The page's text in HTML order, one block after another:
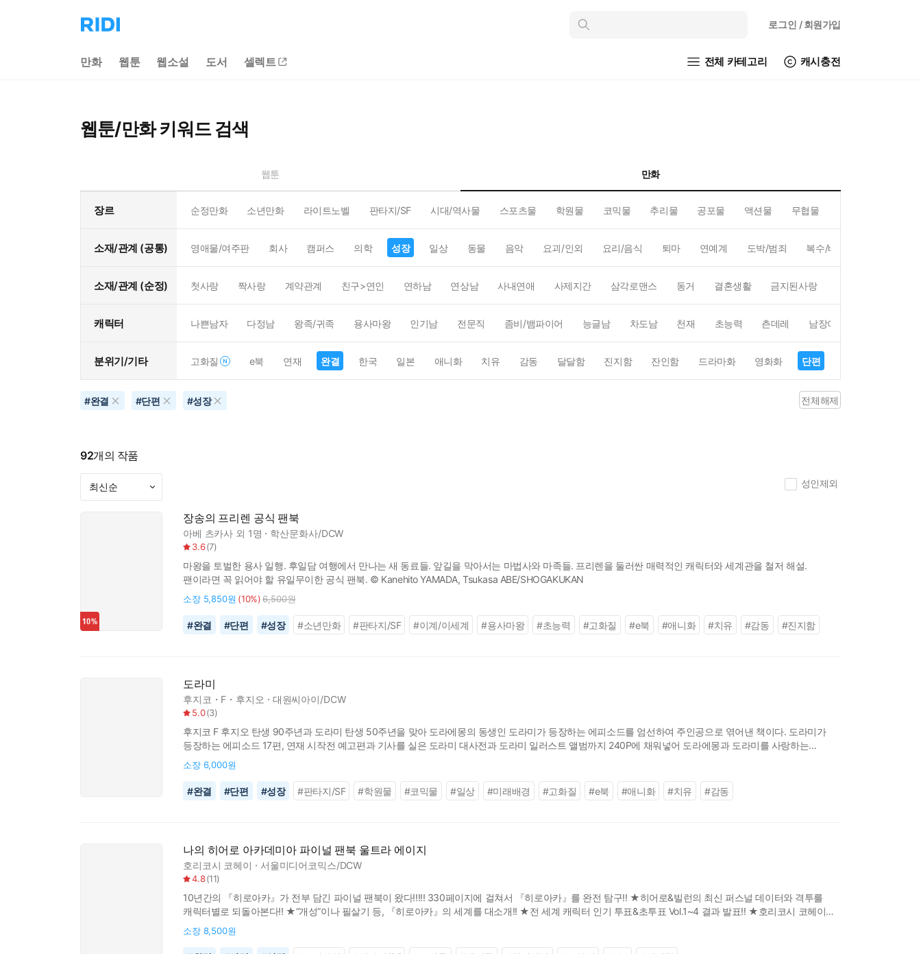
리
디
으
인
로그인 / 회원가입
만화 웹툰 웹소설 도서 셀렉트 전체 카테고리 캐시충전
웹툰/만화 키워드 검색
웹툰 만화
장르 순정만화 소년만화 라이트노벨 판타지/SF 시대/역사물 스포츠물 학원물 코믹물 추리물 공포물 액션물 무협물
소재/관계 (공통) 영애물/여주판 회사 캠퍼스 의학 성장 일상 동물 음악 요괴/인외 요리/음식 퇴마 연예계 도박/범죄 복수/배신
소재/관계 (순정) 첫사랑 짝사랑 계약관계 친구>연인 연하남 연상남 사내연애 사제지간 삼각로맨스 동거 결혼생활 금지된사랑
캐릭터 나쁜남자 다정남 왕족/귀족 용사마왕 인기남 전문직 좀비/뱀파이어 능글남 차도남 천재 초능력 츤데레 남장여자
분위기/기타 고화질 e북 연재 완결 한국 일본 애니화 치유 감동 달달함 진지함 잔인함 드라마화 영화화 단편
#완결 #단편 #성장 전체해제
92개의 작품
성인제외
장송의 프리렌 공식 팬북
아베 츠카사 외 1명 학산문화사/DCW
3.6(7)
마왕을 토벌한 용사 일행. 후일담 여행에서 만나는 새 동료들. 앞길을 막아서는 마법사와 마족들. 프리렌을 둘러싼 매력적인 캐릭터와 세계관을 철저 해설.
팬이라면 꼭 읽어야 할 유일무이한 공식 팬북. © Kanehito YAMADA, Tsukasa ABE/SHOGAKUKAN
소장 5,850원 (10%) 6,500원
#완결 #단편 #성장 #소년만화 #판타지/SF #이계/이세계 #용사마왕 #초능력 #고화질 #e북 #애니화 #치유 #감동 #진지함
도라미
후지코・F・후지오 대원씨아이/DCW
5.0(3)
후지코 F 후지오 탄생 90주년과 도라미 탄생 50주년을 맞아 도라에몽의 동생인 도라미가 등장하는 에피소드를 엄선하여 주인공으로 엮어낸 책이다. 도라미가
등장하는 에피소드 17편, 연재 시작전 예고편과 기사를 실은 도라미 대사전과 도라미 일러스트 앨범까지 240P에 채워넣어 도라에몽과 도라미를 사랑하는
독자들에게 기념이 될 만한 단행본이 되었다. © 2025 Fujiko Pro/SHOGAKUKAN
소장 6,000원
#완결 #단편 #성장 #판타지/SF #학원물 #코믹물 #일상 #미래배경 #고화질 #e북 #애니화 #치유 #감동
나의 히어로 아카데미아 파이널 팬북 울트라 에이지
호리코시 코헤이 서울미디어코믹스/DCW
4.8(11)
10년간의 『히로아카』가 전부 담긴 파이널 팬북이 왔다!!!!! 330페이지에 걸쳐서 『히로아카』를 완전 탐구!! ★히어로&빌런의 최신 퍼스널 데이터와 격투를
캐릭터별로 되돌아본다!! ★“개성”이나 필살기 등, 『히로아카』의 세계를 대소개!! ★전 세계 캐릭터 인기 투표&초투표 Vol.1~4 결과 발표!! ★호리코시 코헤이
선생님과 역대 담당 편집자의 릴레이 대담, 독자 질문함으로 『히로아카』의 이면을 탐구한다!! ★호리코시 코헤이 선생님 오리
소장 8,500원